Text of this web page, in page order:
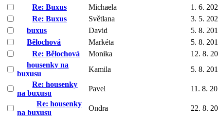
Re: Buxus
Michaela
1. 6.
Re: Buxus
Světlana
3. 5.
buxus
David
5. 8.
Bělochová
Markéta
5. 8.
Re: Bělochová
Monika
12. 8.
housenky na
buxusu
Kamila
5. 8.
Re: housenky
na buxusu
Pavel
11. 8.
Re: housenky
na buxusu
Ondra
22. 8.